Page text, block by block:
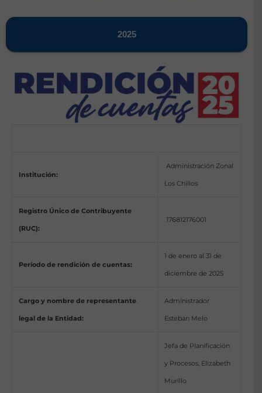
2025
Institución:
Administración Zonal
Los Chillos
Registro Único de Contribuyente
(RUC):
176812176001
Período de rendición de cuentas:
1 de enero al 31 de
diciembre de 2025
Cargo y nombre de representante
legal de la Entidad:
Administrador
Esteban Melo
Jefa de Planificación
y Procesos, Elizabeth
Murillo